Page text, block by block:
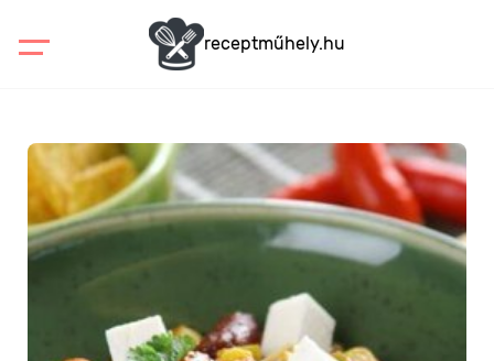
receptműhely.hu